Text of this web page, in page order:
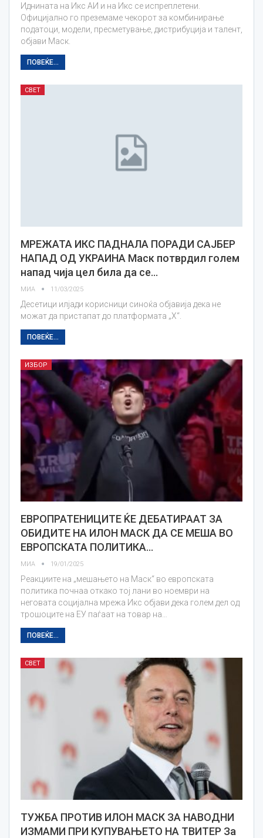
Иднината на Икс АИ и на Икс се испреплетени.
Официјално го преземаме чекорот за комбинирање
податоци, модели, пресметување, дистрибуција и талент,
објави Маск.
ПОВЕЌЕ...
СВЕТ
МРЕЖАТА ИКС ПАДНАЛА ПОРАДИ САЈБЕР
НАПАД ОД УКРАИНА Маск потврдил голем
напад чија цел била да се…
МИА 11/03/2025
Десетици илјади корисници синоќа објавија дека не
можат да пристапат до платформата „X“.
ПОВЕЌЕ...
ИЗБОР
ЕВРОПРАТЕНИЦИТЕ ЌЕ ДЕБАТИРААТ ЗА
ОБИДИТЕ НА ИЛОН МАСК ДА СЕ МЕША ВО
ЕВРОПСКАТА ПОЛИТИКА…
МИА 19/01/2025
Реакциите на „мешањето на Маск“ во европската
политика почнаа откако тој лани во ноември на
неговата социјална мрежа Икс објави дека голем дел од
трошоците на ЕУ паѓаат на товар на…
ПОВЕЌЕ...
СВЕТ
ТУЖБА ПРОТИВ ИЛОН МАСК ЗА НАВОДНИ
ИЗМАМИ ПРИ КУПУВАЊЕТО НА ТВИТЕР За